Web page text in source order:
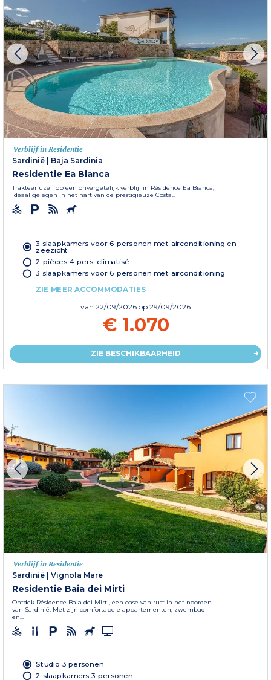
Verblijf in Residentie
Sardinië | Baja Sardinia
Residentie Ea Bianca
Trakteer uzelf op een onvergetelijk verblijf in Résidence Ea Bianca,
ideaal gelegen in het hart van de prestigieuze Costa...
3 slaapkamers voor 6 personen met airconditioning en
zeezicht
2 pièces 4 pers. climatisé
3 slaapkamers voor 6 personen met airconditioning
ZIE MEER ACCOMMODATIES
van 22/09/2026 op 29/09/2026
€ 1.070
ZIE BESCHIKBAARHEID
Verblijf in Residentie
Sardinië | Vignola Mare
Residentie Baia dei Mirti
Ontdek Résidence Baia dei Mirti, een oase van rust in het noorden
van Sardinië. Met zijn comfortabele appartementen, zwembad
en...
Studio 3 personen
2 slaapkamers 3 personen